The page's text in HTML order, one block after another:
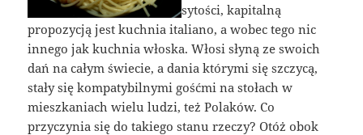
sytości, kapitalną
propozycją jest kuchnia italiano, a wobec tego nic
innego jak kuchnia włoska. Włosi słyną ze swoich
dań na całym świecie, a dania którymi się szczycą,
stały się kompatybilnymi gośćmi na stołach w
mieszkaniach wielu ludzi, też Polaków. Co
przyczynia się do takiego stanu rzeczy? Otóż obok